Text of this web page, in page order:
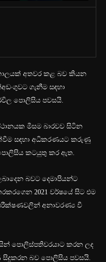
අතවර කළ බව කියන
ගැනීම සඳහා
පොලිසිය පවසයි.
මීසම බාරවව සිටින
සඳහා අධිකරණයට කරුණු
කටයුතු කර ඇත.
බවට දෙමාපියන්ට
2021 වර්ෂයේ සිට එම
අනාවරණ්‍ය වී
පොලිස්පතිවරයාට කරන ලද
බව පොලිසිය පවසයි.